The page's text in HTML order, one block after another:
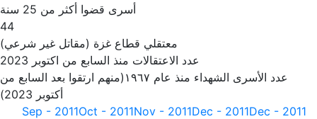
أسرى قضوا أكثر من 25 سنة
44
معتقلي قطاع غزة (مقاتل غير شرعي)
عدد الاعتقالات منذ السابع من اكتوبر 2023
عدد الأسرى الشهداء منذ عام ١٩٦٧(منهم ارتقوا بعد السابع من
أكتوبر 2023)
Dec - 2011
Dec - 2011
Nov - 2011
Oct - 2011
Sep - 2011